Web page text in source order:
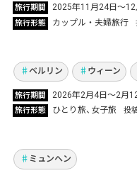
旅行期間 2025年11月24日〜12
旅行形態 カップル・夫婦旅行
Vol.1316
ウィーン、プラハ
ベルリン ウィーン
旅行期間 2026年2月4日～2月
旅行形態 ひとり旅 女子旅 投
Vol.1311
ドイツのミュンヘ
りへ！ 物語の世界
ミュンヘン